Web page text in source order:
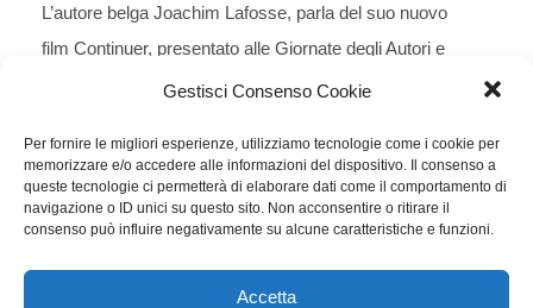
Gestisci Consenso Cookie
Per fornire le migliori esperienze, utilizziamo tecnologie come i cookie per
memorizzare e/o accedere alle informazioni del dispositivo. Il consenso a
queste tecnologie ci permetterà di elaborare dati come il comportamento di
navigazione o ID unici su questo sito. Non acconsentire o ritirare il
consenso può influire negativamente su alcune caratteristiche e funzioni.
Accetta
L’autore belga Joachim Lafosse, parla del suo nuovo
film Continuer, presentato alle Giornate degli Autori e
si schiera in difesa dei diritti degli autori: “Se lo